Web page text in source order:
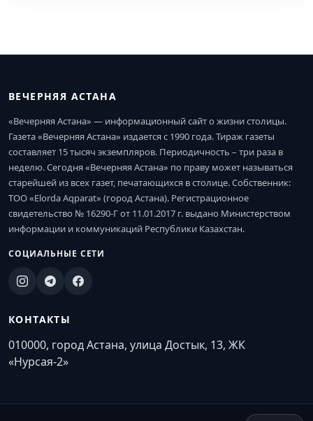
ВЕЧЕРНЯЯ АСТАНА
«Вечерняя Астана» — информационный сайт о жизни столицы.
Газета «Вечерняя Астана» издается с 1990 года. Тираж газеты
составляет 15 тысяч экземпляров. Периодичность – три раза в
неделю. Сегодня «Вечерняя Астана» по праву может называться
старейшей из всех газет, печатающихся в столице. Собственник:
ТОО «Elorda Aqparat» (город Астана). Регистрационное
свидетельство № 16290-Г от 11.01.2017 г. выдано Министерством
информации и коммуникаций Республики Казахстан.
СОЦИАЛЬНЫЕ СЕТИ
КОНТАКТЫ
010000, город Астана, улица Достык, 13, ЖК
«Нурсая-2»